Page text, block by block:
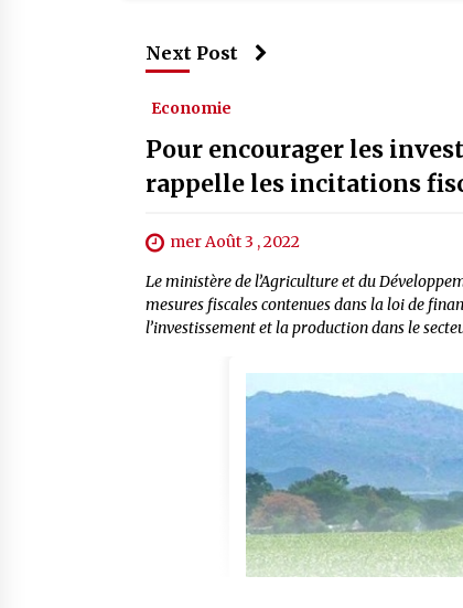
Next Post
Economie
Pour encourager les
rappelle les incitations
mer Août 3 , 2022
Le ministère de l’Agriculture et du
mesures fiscales contenues dans la loi de
l’investissement et la production dans le